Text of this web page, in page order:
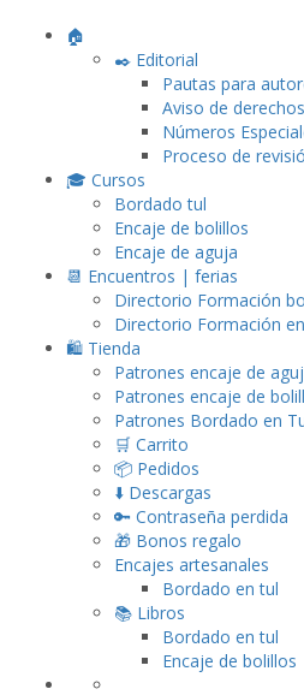
🏠
✒️ Editorial
Pautas para
Aviso de
Números
Proceso de
🎓 Cursos
Bordado tul
Encaje de bolillos
Encaje de aguja
📆 Encuentros | ferias
Directorio Formación
Directorio Formación
🛍️ Tienda
Patrones encaje de
Patrones encaje de
Patrones Bordado en
🛒 Carrito
📦 Pedidos
⬇️ Descargas
🔑 Contraseña perdida
🎁 Bonos regalo
Encajes artesanales
Bordado en tul
📚 Libros
Bordado en tul
Encaje de bolillos